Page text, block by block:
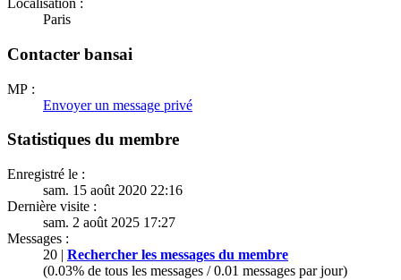
Localisation :
Paris
Contacter bansai
MP :
Envoyer un message privé
Statistiques du membre
Enregistré le :
sam. 15 août 2020 22:16
Dernière visite :
sam. 2 août 2025 17:27
Messages :
20 | Rechercher les messages du membre
(0.03% de tous les messages / 0.01 messages par jour)